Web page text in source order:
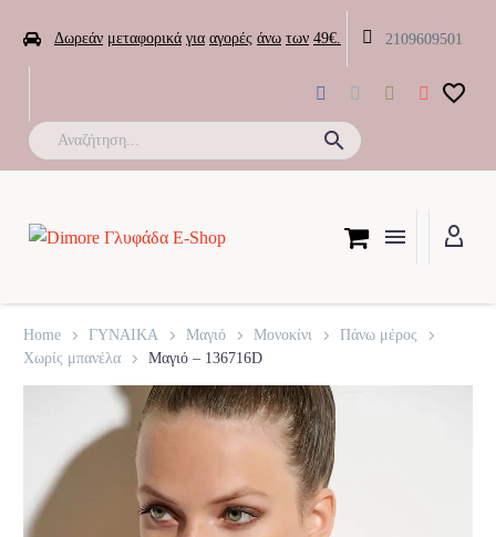
 Δωρεάν μεταφορικά για αγορές άνω των 49€. 
 2109609501
Home ΓΥΝΑΙΚΑ Μαγιό Μονοκίνι
Πάνω μέρος
Χωρίς μπανέλα
Μαγιό – 136716D